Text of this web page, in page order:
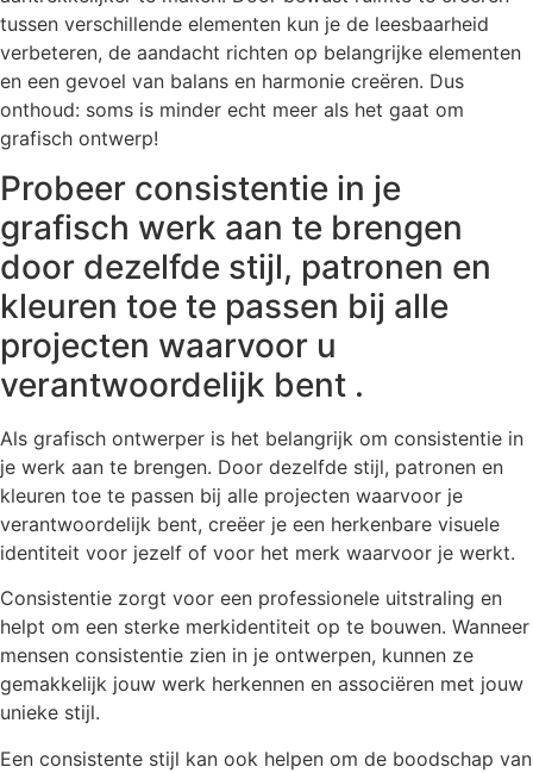
tussen verschillende elementen kun je de leesbaarheid
verbeteren, de aandacht richten op belangrijke elementen
en een gevoel van balans en harmonie creëren. Dus
onthoud: soms is minder echt meer als het gaat om
grafisch ontwerp!
Probeer consistentie in je
grafisch werk aan te brengen
door dezelfde stijl, patronen en
kleuren toe te passen bij alle
projecten waarvoor u
verantwoordelijk bent .
Als grafisch ontwerper is het belangrijk om consistentie in
je werk aan te brengen. Door dezelfde stijl, patronen en
kleuren toe te passen bij alle projecten waarvoor je
verantwoordelijk bent, creëer je een herkenbare visuele
identiteit voor jezelf of voor het merk waarvoor je werkt.
Consistentie zorgt voor een professionele uitstraling en
helpt om een sterke merkidentiteit op te bouwen. Wanneer
mensen consistentie zien in je ontwerpen, kunnen ze
gemakkelijk jouw werk herkennen en associëren met jouw
unieke stijl.
Een consistente stijl kan ook helpen om de boodschap van